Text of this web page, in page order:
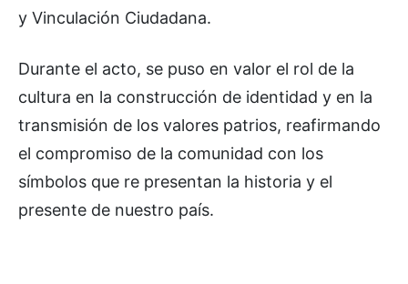
y Vinculación Ciudadana.
Durante el acto, se puso en valor el rol de la
cultura en la construcción de identidad y en la
transmisión de los valores patrios, reafirmando
el compromiso de la comunidad con los
símbolos que re presentan la historia y el
presente de nuestro país.